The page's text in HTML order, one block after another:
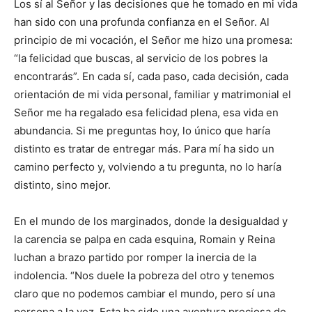
Los sí al Señor y las decisiones que he tomado en mi vida
han sido con una profunda confianza en el Señor. Al
principio de mi vocación, el Señor me hizo una promesa:
“la felicidad que buscas, al servicio de los pobres la
encontrarás”. En cada sí, cada paso, cada decisión, cada
orientación de mi vida personal, familiar y matrimonial el
Señor me ha regalado esa felicidad plena, esa vida en
abundancia. Si me preguntas hoy, lo único que haría
distinto es tratar de entregar más. Para mí ha sido un
camino perfecto y, volviendo a tu pregunta, no lo haría
distinto, sino mejor.
En el mundo de los marginados, donde la desigualdad y
la carencia se palpa en cada esquina, Romain y Reina
luchan a brazo partido por romper la inercia de la
indolencia. “Nos duele la pobreza del otro y tenemos
claro que no podemos cambiar el mundo, pero sí una